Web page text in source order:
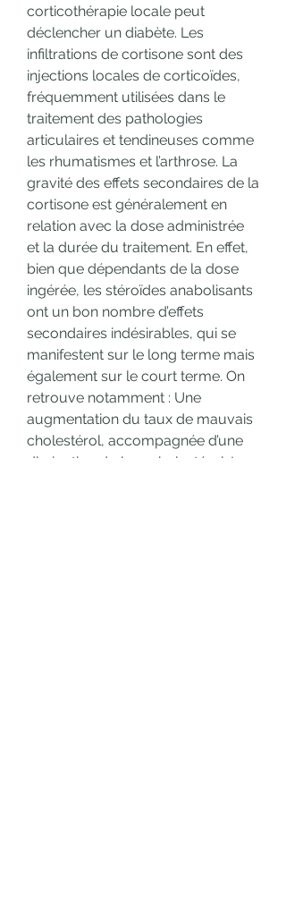
corticothérapie locale peut
déclencher un diabète. Les
infiltrations de cortisone sont des
injections locales de corticoïdes,
fréquemment utilisées dans le
traitement des pathologies
articulaires et tendineuses comme
les rhumatismes et l’arthrose. La
gravité des effets secondaires de la
cortisone est généralement en
relation avec la dose administrée
et la durée du traitement. En effet,
bien que dépendants de la dose
ingérée, les stéroïdes anabolisants
ont un bon nombre d’effets
secondaires indésirables, qui se
manifestent sur le long terme mais
également sur le court terme. On
retrouve notamment : Une
augmentation du taux de mauvais
cholestérol, accompagnée d’une
diminution du bon cholestérol. Les